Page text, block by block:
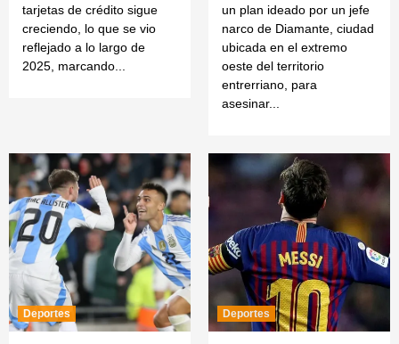
tarjetas de crédito sigue
creciendo, lo que se vio
reflejado a lo largo de
2025, marcando...
un plan ideado por un jefe
narco de Diamante, ciudad
ubicada en el extremo
oeste del territorio
entrerriano, para
asesinar...
Deportes Deportes